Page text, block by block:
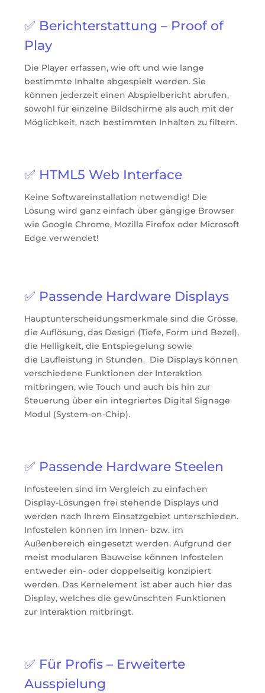
✅ Berichterstattung – Proof of
Play
Die Player erfassen, wie oft und wie lange
bestimmte Inhalte abgespielt werden. Sie
können jederzeit einen Abspielbericht abrufen,
sowohl für einzelne Bildschirme als auch mit der
Möglichkeit, nach bestimmten Inhalten zu filtern.
✅ HTML5 Web Interface
Keine Softwareinstallation notwendig! Die
Lösung wird ganz einfach über gängige Browser
wie Google Chrome, Mozilla Firefox oder Microsoft
Edge verwendet!
✅ Passende Hardware Displays
Hauptunterscheidungsmerkmale sind die Grösse,
die Auflösung, das Design (Tiefe, Form und Bezel),
die Helligkeit, die Entspiegelung sowie
die Laufleistung in Stunden. Die Displays können
verschiedene Funktionen der Interaktion
mitbringen, wie Touch und auch bis hin zur
Steuerung über ein integriertes Digital Signage
Modul (System-on-Chip).
✅ Passende Hardware Steelen
Infosteelen sind im Vergleich zu einfachen
Display-Lösungen frei stehende Displays und
werden nach Ihrem Einsatzgebiet unterschieden.
Infostelen können im Innen- bzw. im
Außenbereich eingesetzt werden. Aufgrund der
meist modularen Bauweise können Infostelen
entweder ein- oder doppelseitig konzipiert
werden. Das Kernelement ist aber auch hier das
Display, welches die gewünschten Funktionen
zur Interaktion mitbringt.
✅ Für Profis – Erweiterte
Ausspielung